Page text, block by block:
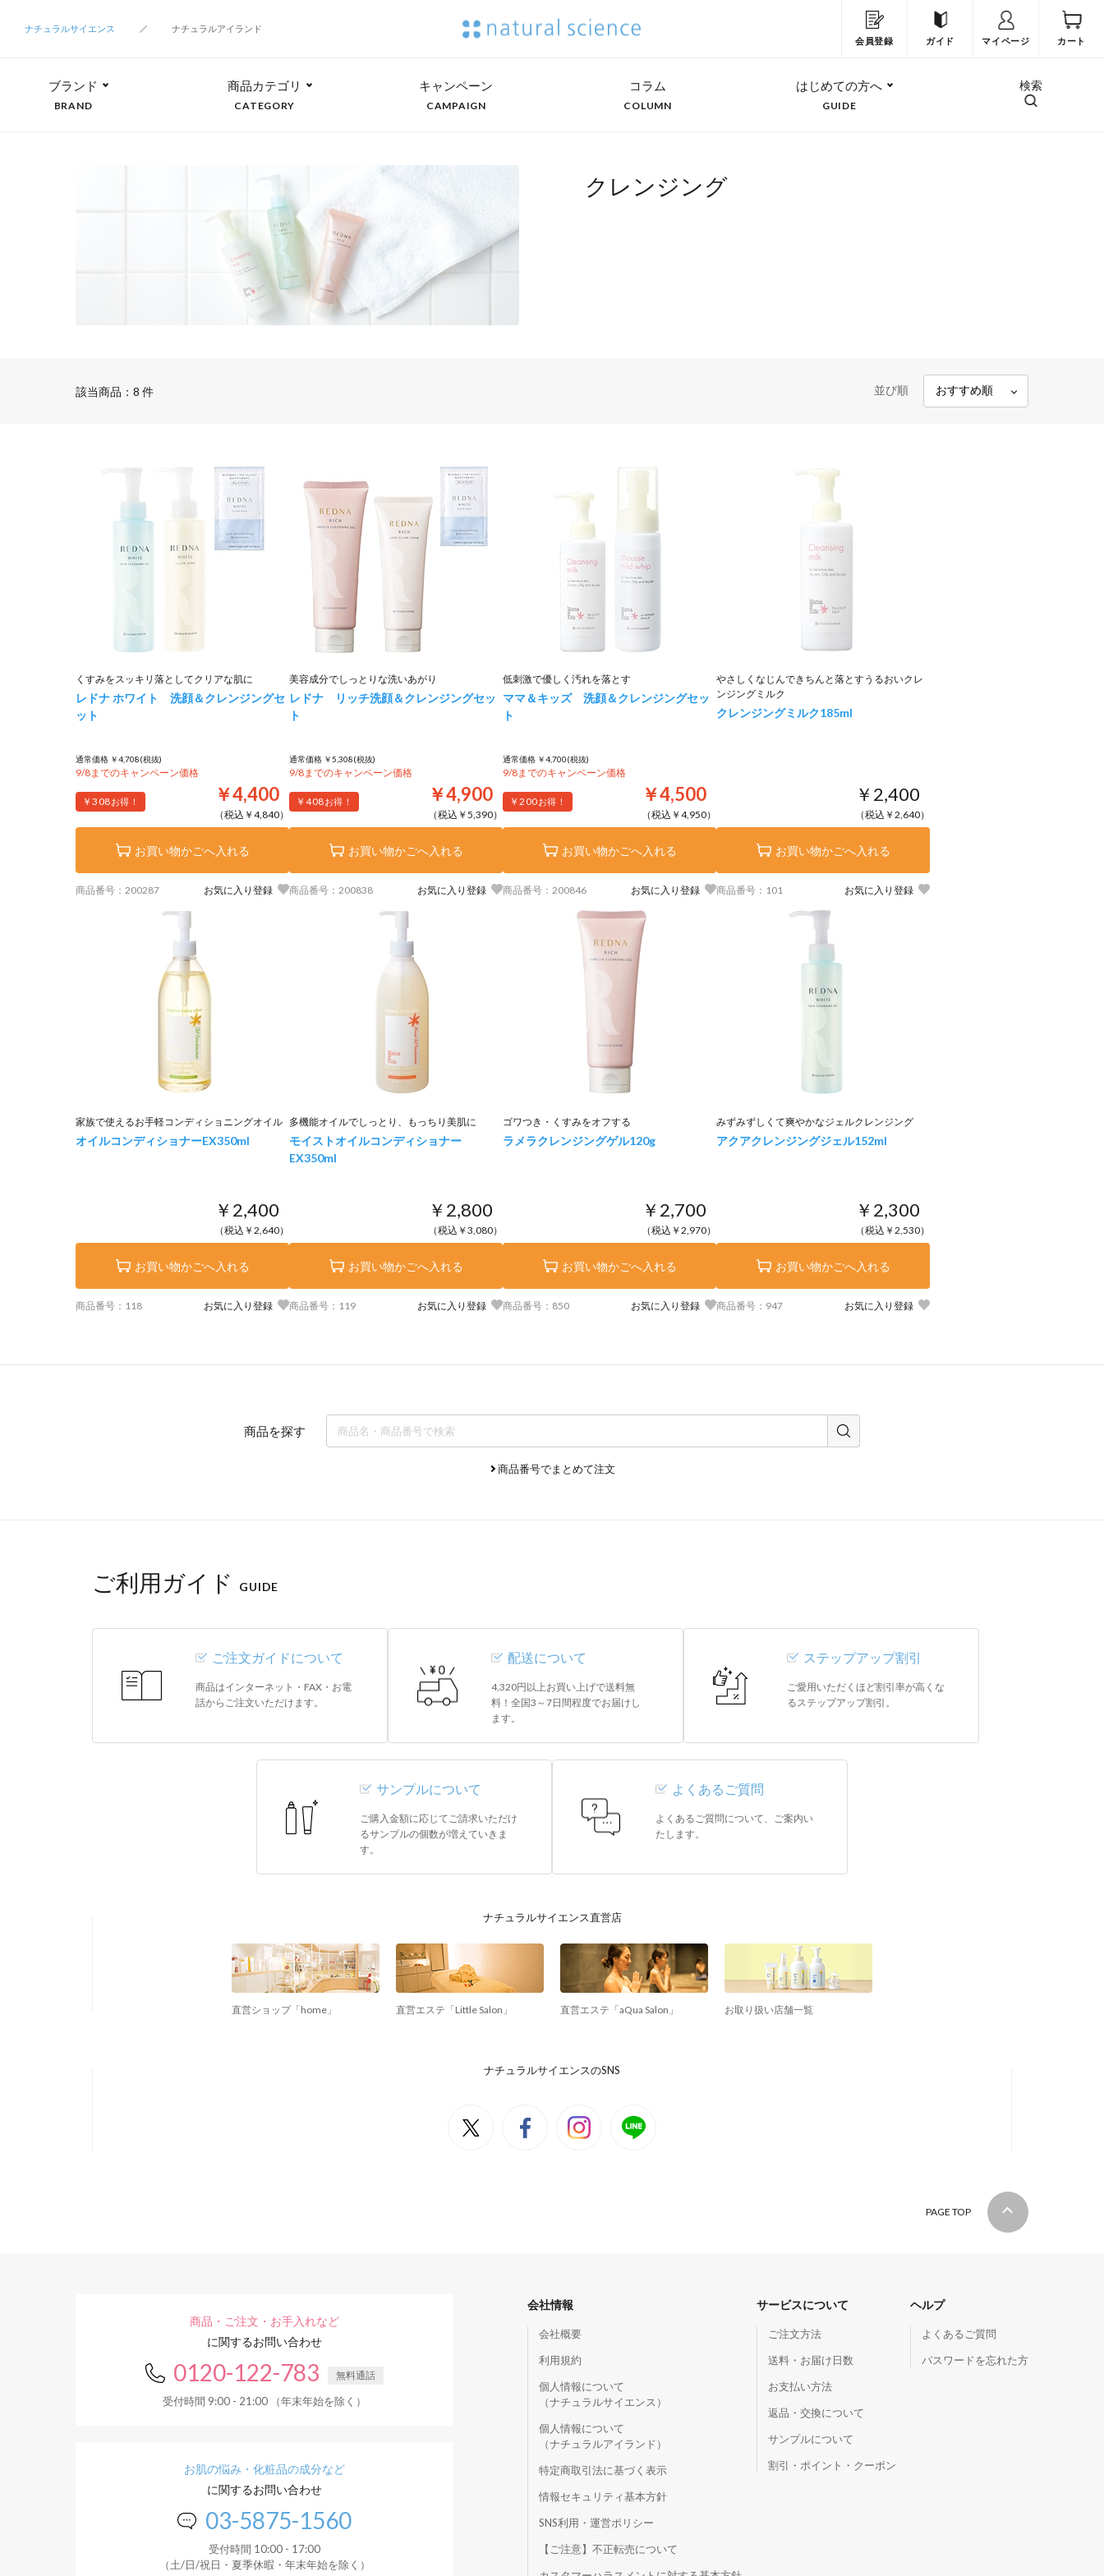
ナチュラルサイエンス
ナチュラルアイランド
会員登録
ガイド マイページ カート
ブランド
BRAND
商品カテゴリ
CATEGORY
キャンペーン
CAMPAIGN
コラム
COLUMN
はじめての方へ
GUIDE
検索
クレンジング
該当商品：8 件 並び順
くすみをスッキリ落としてクリアな肌に
レドナ ホワイト 洗顔＆クレンジングセ
ット
通常価格 ￥4,708(税抜)
9/8までのキャンペーン価格
￥308お得！ ￥4,400
（税込￥4,840）
お買い物かごへ入れる
商品番号：200287 お気に入り登録
美容成分でしっとりな洗いあがり
レドナ リッチ洗顔＆クレンジングセッ
ト
通常価格 ￥5,308(税抜)
9/8までのキャンペーン価格
￥408お得！ ￥4,900
（税込￥5,390）
お買い物かごへ入れる
商品番号：200838 お気に入り登録
低刺激で優しく汚れを落とす
ママ＆キッズ 洗顔＆クレンジングセッ
ト
通常価格 ￥4,700(税抜)
9/8までのキャンペーン価格
￥200お得！ ￥4,500
（税込￥4,950）
お買い物かごへ入れる
商品番号：200846 お気に入り登録
やさしくなじんできちんと落とすうるおいクレ
ンジングミルク
クレンジングミルク185ml
￥2,400
（税込￥2,640）
お買い物かごへ入れる
商品番号：101 お気に入り登録
家族で使えるお手軽コンディショニングオイル
オイルコンディショナーEX350ml
￥2,400
（税込￥2,640）
お買い物かごへ入れる
商品番号：118 お気に入り登録
多機能オイルでしっとり、もっちり美肌に
モイストオイルコンディショナー
EX350ml
￥2,800
（税込￥3,080）
お買い物かごへ入れる
商品番号：119 お気に入り登録
ゴワつき・くすみをオフする
ラメラクレンジングゲル120g
￥2,700
（税込￥2,970）
お買い物かごへ入れる
商品番号：850 お気に入り登録
みずみずしくて爽やかなジェルクレンジング
アクアクレンジングジェル152ml
￥2,300
（税込￥2,530）
お買い物かごへ入れる
商品番号：947 お気に入り登録
商品を探す
商品番号でまとめて注文
ご利用ガイド GUIDE
ご注文ガイドについて
商品はインターネット・FAX・お電
話からご注文いただけます。
配送について
4,320円以上お買い上げで送料無
料！全国3～7日間程度でお届けし
ます。
ステップアップ割引
ご愛用いただくほど割引率が高くな
るステップアップ割引。
サンプルについて
ご購入金額に応じてご請求いただけ
るサンプルの個数が増えていきま
す。
よくあるご質問
よくあるご質問について、ご案内い
たします。
ナチュラルサイエンス直営店
直営ショップ「home」 直営エステ「Little Salon」 直営エステ「aQua Salon」 お取り扱い店舗一覧
ナチュラルサイエンスのSNS
PAGE TOP
商品・ご注文・お手入れなど
に関するお問い合わせ
0120-122-783 無料通話
受付時間 9:00 - 21:00 （年末年始を除く）
お肌の悩み・化粧品の成分など
に関するお問い合わせ
03-5875-1560
受付時間 10:00 - 17:00
（土/日/祝日・夏季休暇・年末年始を除く）
会社情報
会社概要
利用規約
個人情報について
（ナチュラルサイエンス）
個人情報について
（ナチュラルアイランド）
特定商取引法に基づく表示
情報セキュリティ基本方針
SNS利用・運営ポリシー
【ご注意】不正転売について
サービスについて
ご注文方法
送料・お届け日数
お支払い方法
返品・交換について
サンプルについて
割引・ポイント・クーポン
ヘルプ
よくあるご質問
パスワードを忘れた方